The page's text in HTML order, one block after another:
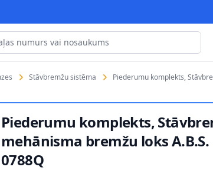
Stāvbremžu sistēma Piederumu komplekts,
Piederumu komplekts,
mehānisma bremžu loks A.B.S.
0788Q